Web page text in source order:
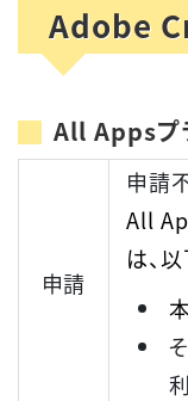
Adobe
All Appsプ
申請
申請
All
は、以